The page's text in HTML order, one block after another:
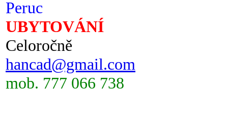
Peruc
UBYTOVÁNÍ
Celoročně
hancad@gmail.com
mob. 777 066 738